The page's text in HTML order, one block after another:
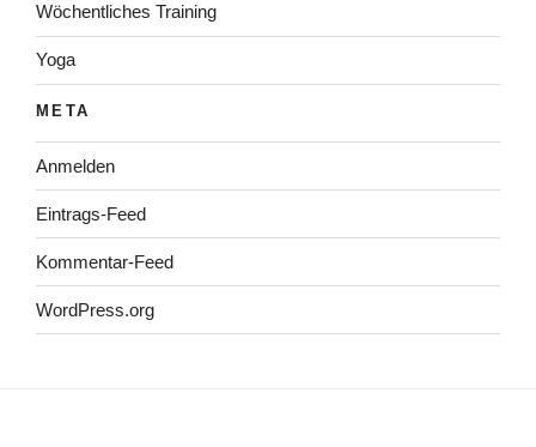
Wöchentliches Training
Yoga
META
Anmelden
Eintrags-Feed
Kommentar-Feed
WordPress.org